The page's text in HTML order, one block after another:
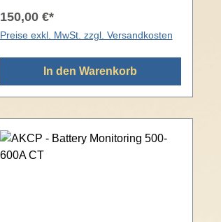
150,00 €*
Preise exkl. MwSt. zzgl. Versandkosten
In den Warenkorb